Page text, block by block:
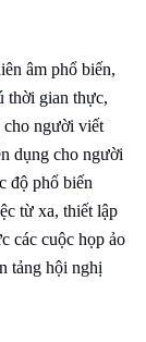
âm phổ biến,
thời gian thực,
cho người viết
dụng cho người
độ phổ biến
từ xa, thiết lập
các cuộc họp ảo
tảng hội nghị